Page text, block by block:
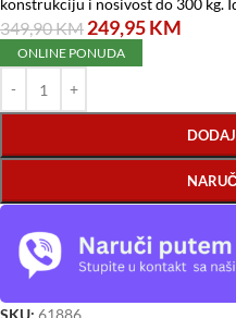
konstrukciju i nosivost do 300 kg.
349,90KM 249,95KM
ONLINE PONUDA
SKU: 61886